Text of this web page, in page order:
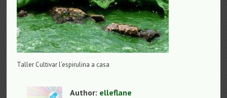
Taller Cultivar l’espirulina a casa
Author: elleflane